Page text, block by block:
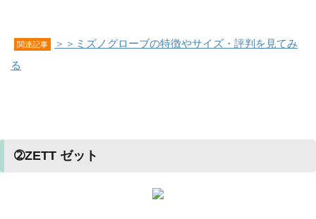
関連記事
＞＞ミズノグローブの特徴やサイズ・評判を見てみ
る
➁ZETT ゼット